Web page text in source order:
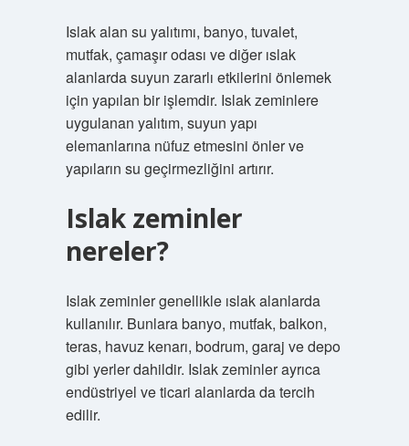
Islak alan su yalıtımı, banyo, tuvalet,
mutfak, çamaşır odası ve diğer ıslak
alanlarda suyun zararlı etkilerini önlemek
için yapılan bir işlemdir. Islak zeminlere
uygulanan yalıtım, suyun yapı
elemanlarına nüfuz etmesini önler ve
yapıların su geçirmezliğini artırır.
Islak zeminler
nereler?
Islak zeminler genellikle ıslak alanlarda
kullanılır. Bunlara banyo, mutfak, balkon,
teras, havuz kenarı, bodrum, garaj ve depo
gibi yerler dahildir. Islak zeminler ayrıca
endüstriyel ve ticari alanlarda da tercih
edilir.